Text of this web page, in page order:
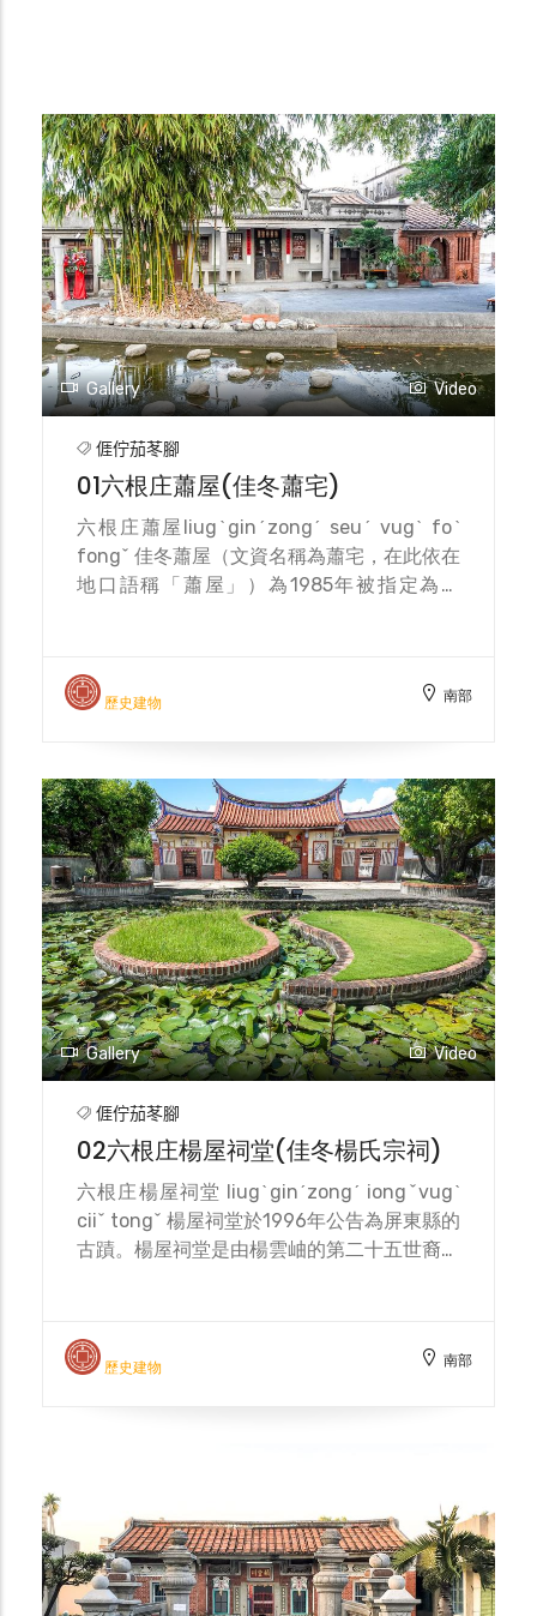
Gallery Video
𠊎佇茄苳腳
01六根庄蕭屋(佳冬蕭宅)
六根庄蕭屋liugˋginˊzongˊ seuˊ vugˋ foˋ
fongˇ 佳冬蕭屋（文資名稱為蕭宅，在此依在
地口語稱「蕭屋」）為1985年被指定為古
遠從大陸船運至臺南安平港，再轉運到東港
鎭，然後再以牛車載回佳冬。由於運輸耗時，
金禮聘地理名師，最後選定蕭屋現址「上乘龍
穴」所在地，也是佳冬五條水圳匯集之地。古
厝正前方有大水塘環抱，水由左向右緩緩流經
前埕，即風水中所謂的「玉帶水」。 蕭家在
19世蕭達梅自原鄉來臺往返數次，不幸於黑
水溝船難失事而下落不明，他的兒子20世的
蕭清華於是離鄉到臺灣尋找父親下落，後來繼
承蕭協興商號而留在府城。蕭家21世蕭光
明，利用佳冬近海的優勢，連通港東里、港西
里與安平港間貿易，逐漸累積財富並購置田
產，又曾協助李光將軍撫番開路，逐漸成為佳
冬地區家喻戶曉的大家族。
歷史建物 南部
Gallery Video
𠊎佇茄苳腳
02六根庄楊屋祠堂(佳冬楊氏宗祠)
六根庄楊屋祠堂 liugˋginˊzongˊ iongˇvugˋ
ciiˇ tongˇ 楊屋祠堂於1996年公告為屏東縣的
古蹟。楊屋祠堂是由楊雲岫的第二十五世裔孫
組佳冬「楊雲岫公嘗」。楊屋祠堂於1919開
始建造，完成於1923年，共經歷了五年。
祠堂子孫希望能保存整座祠堂的完整性與全台
獨有具傳統客家風水意義的「太極兩儀池」；
經在地曾貴海醫師、曹啟鴻縣長與多位關心文
化古蹟之社會賢達奔走呼號，於1996年8月列
歷史建物 南部